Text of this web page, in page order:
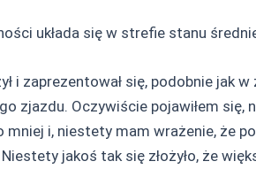
układa się w strefie stanu
i zaprezentował się, podobnie jak
zjazdu. Oczywiście pojawiłem
i, niestety mam wrażenie, że
jakoś tak się złożyło, że